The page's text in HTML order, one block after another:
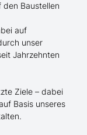
den Baustellen
auf
unser
Jahrzehnten
Ziele – dabei
Basis unseres